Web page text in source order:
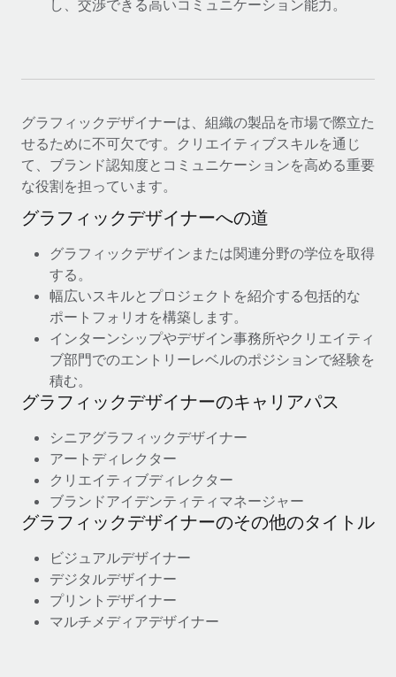
詳細を見る
し、交渉できる高いコミュニケーション能力。
グラフィックデザイナーは、組織の製品を市場で際立た
せるために不可欠です。クリエイティブスキルを通じ
て、ブランド認知度とコミュニケーションを高める重要
な役割を担っています。
グラフィックデザイナーへの道
グラフィックデザインまたは関連分野の学位を取得
する。
幅広いスキルとプロジェクトを紹介する包括的な
ポートフォリオを構築します。
インターンシップやデザイン事務所やクリエイティ
ブ部門でのエントリーレベルのポジションで経験を
積む。
グラフィックデザイナーのキャリアパス
シニアグラフィックデザイナー
アートディレクター
クリエイティブディレクター
ブランドアイデンティティマネージャー
グラフィックデザイナーのその他のタイトル
ビジュアルデザイナー
デジタルデザイナー
プリントデザイナー
マルチメディアデザイナー